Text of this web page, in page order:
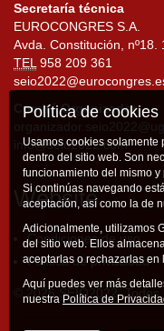
Secretaría técnica
EUROCONGRES S.A.
Avda. Constitución, nº18.
TEL958 209 361
Comité Organizador
info@seio2022.com
Website
Condiciones de uso
Política de privacidad
© 2026 SEIO2022.
Política de cookies
Usamos cookies solamente
dentro del sitio web. Son
funcionamiento del mismo
Si continúas navegando
aceptación, así como la de
Adicionalmente, utilizamos
del sitio web. Ellos
aceptarlas o rechazarlas en
Aquí puedes ver más
nuestra Política de